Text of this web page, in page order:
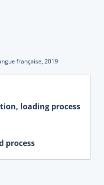
française, 2019
loading process
process